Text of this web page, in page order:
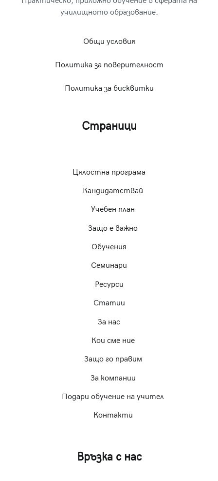
училищното образование.
Общи условия
Политика за поверителност
Политика за бисквитки
Страници
Цялостна програма
Кандидатствай
Учебен план
Защо е важно
Обучения
Семинари
Ресурси
Статии
За нас
Кои сме ние
Защо го правим
За компании
Подари обучение на учител
Контакти
Връзка с нас